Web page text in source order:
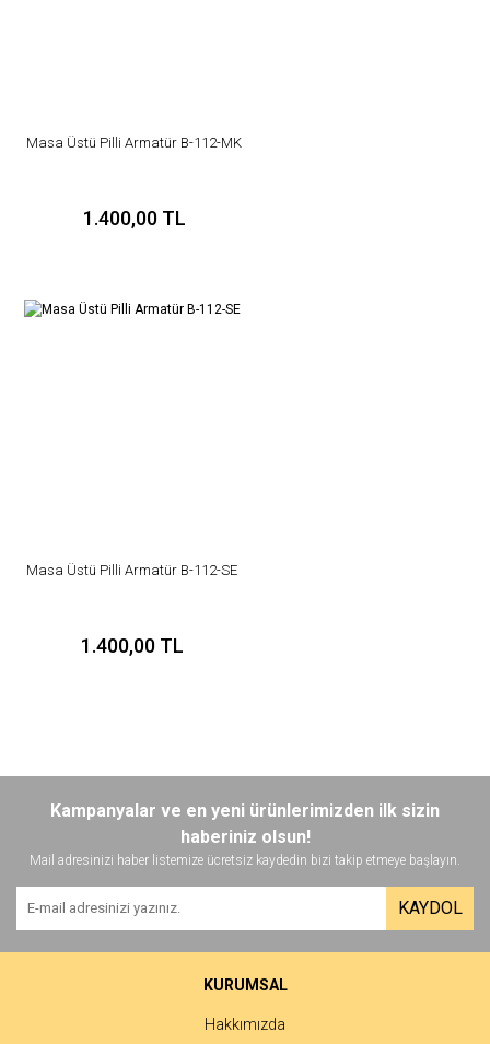
Masa Üstü Pilli Armatür B-112-MK
1.400,00 TL
Masa Üstü Pilli Armatür B-112-SE
1.400,00 TL
Kampanyalar ve en yeni ürünlerimizden ilk sizin
haberiniz olsun!
Mail adresinizi haber listemize ücretsiz kaydedin bizi takip etmeye başlayın.
KAYDOL
KURUMSAL
Hakkımızda